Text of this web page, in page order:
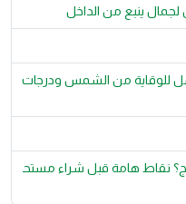
لجمال ينبع من الداخل
صيف 2026: دليل شامل للوقاية من الشمس ودرجات
نقاط هامة قبل شراء مستح